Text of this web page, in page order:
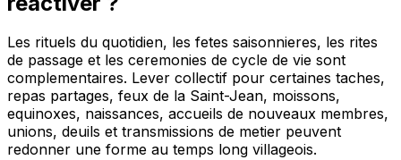
Les rituels du quotidien, les fetes saisonnieres, les rites
de passage et les ceremonies de cycle de vie sont
complementaires. Lever collectif pour certaines taches,
repas partages, feux de la Saint-Jean, moissons,
equinoxes, naissances, accueils de nouveaux membres,
unions, deuils et transmissions de metier peuvent
redonner une forme au temps long villageois.